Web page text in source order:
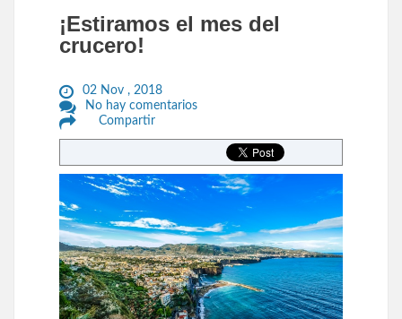
¡Estiramos el mes del
crucero!
02 Nov , 2018
No hay comentarios
Compartir